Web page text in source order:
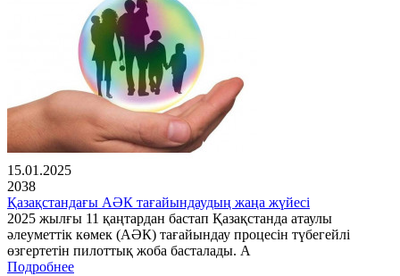
15.01.2025
2038
Қазақстандағы АӘК тағайындаудың жаңа жүйесі
2025 жылғы 11 қаңтардан бастап Қазақстанда атаулы
әлеуметтік көмек (АӘК) тағайындау процесін түбегейлі
өзгертетін пилоттық жоба басталады. А
Подробнее